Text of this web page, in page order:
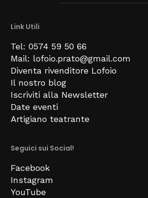
Link Utili
Tel: 0574 59 50 66
Mail: lofoio.prato@gmail.com
Diventa rivenditore Lofoio
Il nostro blog
Iscriviti alla Newsletter
Date eventi
Artigiano teatrante
Seguici sui Social!
Facebook
Instagram
YouTube